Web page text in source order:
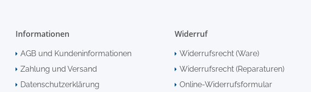
Informationen
AGB und Kundeninformationen
Zahlung und Versand
Datenschutzerklärung
Widerruf
Widerrufsrecht (Ware)
Widerrufsrecht (Reparaturen)
Online-Widerrufsformular